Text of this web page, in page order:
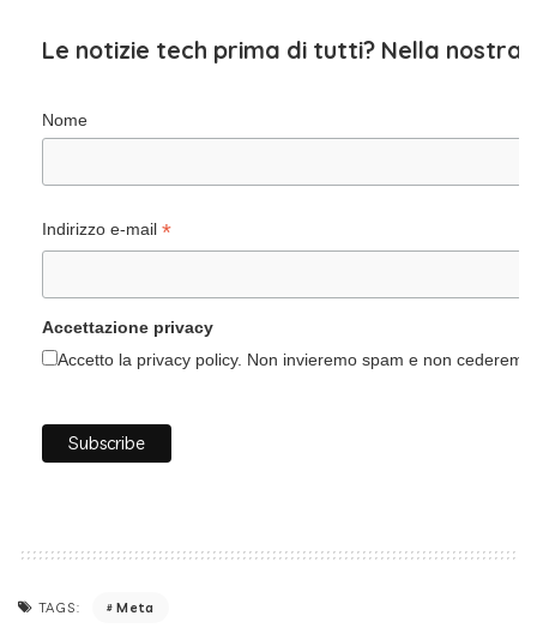
Le notizie tech prima di tutti? Nella nostra
Nome
Indirizzo e-mail *
Accettazione privacy
Accetto la privacy policy. Non invieremo spam e non
TAGS: Meta